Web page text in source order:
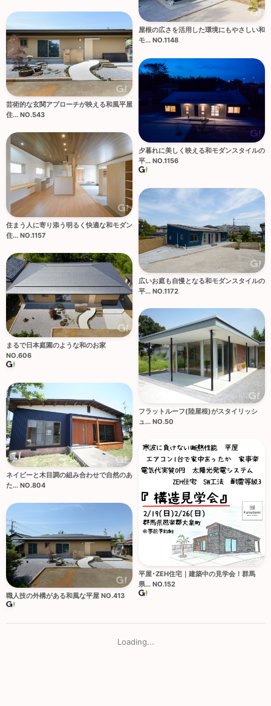
屋根の広さを活用した環境にもやさしい和
モ... NO.1148
芸術的な玄関アプローチが映える和風平屋
住... NO.543
夕暮れに美しく映える和モダンスタイルの
平... NO.1156
住まう人に寄り添う明るく快適な和モダン
住... NO.1157
広いお庭も自慢となる和モダンスタイルの
平... NO.1172
まるで日本庭園のような和のお家
NO.606
フラットルーフ(陸屋根)がスタイリッシ
ュ... NO.50
ネイビーと木目調の組み合わせで自然のあ
た... NO.804
平屋･ZEH住宅｜建築中の見学会！群馬
県... NO.152
職人技の外構がある和風な平屋 NO.413
Loading...